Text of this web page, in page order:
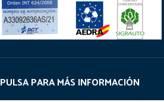
PULSA PARA MÁS INFORMACIÓN